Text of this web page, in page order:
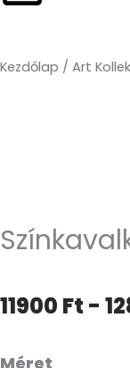
Kezdőlap / Art
11900 Ft -
Méret
Színkavalkád